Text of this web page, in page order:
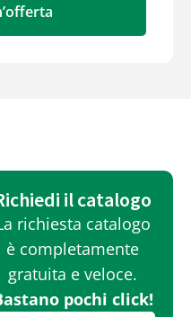
il catalogo
richiesta catalogo
è completamente
gratuita e veloce.
pochi click!